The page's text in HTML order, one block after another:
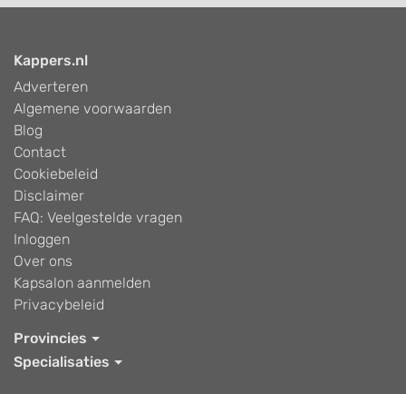
Kappers.nl
Adverteren
Algemene voorwaarden
Blog
Contact
Cookiebeleid
Disclaimer
FAQ: Veelgestelde vragen
Inloggen
Over ons
Kapsalon aanmelden
Privacybeleid
Provincies
Specialisaties